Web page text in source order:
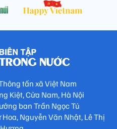
tấn xã Việt Nam
Kiệt, Cửa Nam, Hà Nội
ban Trần Ngọc Tú
Nguyễn Văn Nhật, Lê Thị